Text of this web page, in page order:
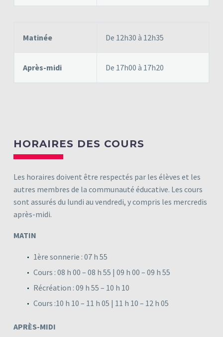
Matinée De 12h30 à 12h35
Après-midi De 17h00 à 17h20
HORAIRES DES COURS
Les horaires doivent être respectés par les élèves et les
autres membres de la communauté éducative. Les cours
sont assurés du lundi au vendredi, y compris les mercredis
après-midi.
MATIN
1ère sonnerie : 07 h 55
Cours : 08 h 00 – 08 h 55 | 09 h 00 – 09 h 55
Récréation : 09 h 55 – 10 h 10
Cours :10 h 10 – 11 h 05 | 11 h 10 – 12 h 05
APRÈS-MIDI